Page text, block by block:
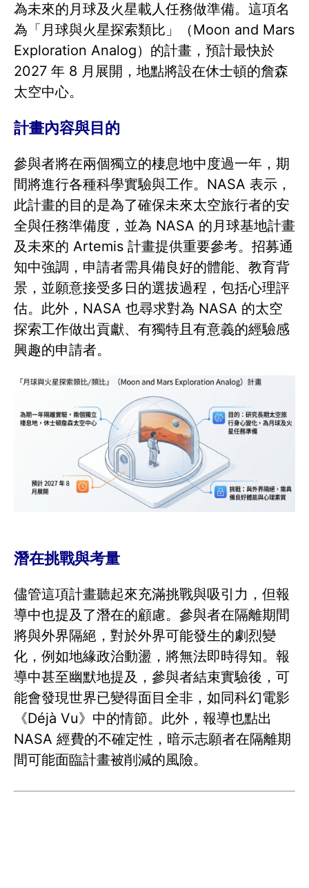
為未來的月球及火星載人任務做準備。這項名
為「月球與火星探索類比」（Moon and Mars
Exploration Analog）的計畫，預計最快於
2027 年 8 月展開，地點將設在休士頓的詹森
太空中心。
計畫內容與目的
參與者將在兩個獨立的棲息地中度過一年，期
間將進行各種科學實驗與工作。NASA 表示，
此計畫的目的是為了確保未來太空旅行者的安
全與任務準備度，並為 NASA 的月球基地計畫
及未來的 Artemis 計畫提供重要參考。招募通
知中強調，申請者需具備良好的體能、教育背
景，並願意接受多日的選拔過程，包括心理評
估。此外，NASA 也尋求對為 NASA 的太空
探索工作做出貢獻、有獨特且有意義的經驗感
興趣的申請者。
潛在挑戰與考量
儘管這項計畫聽起來充滿挑戰與吸引力，但報
導中也提及了潛在的顧慮。參與者在隔離期間
將與外界隔絕，對於外界可能發生的劇烈變
化，例如地緣政治動盪，將無法即時得知。報
導中甚至幽默地提及，參與者結束實驗後，可
能會發現世界已變得面目全非，如同科幻電影
《Déjà Vu》中的情節。此外，報導也點出
NASA 經費的不確定性，暗示志願者在隔離期
間可能面臨計畫被削減的風險。